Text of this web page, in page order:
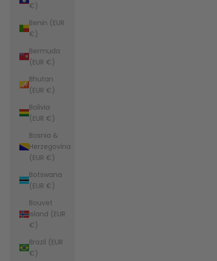
€)
Benin (EUR
€)
Bermuda
(EUR €)
Bhutan
(EUR €)
Bolivia
(EUR €)
Bosnia &
Herzegovina
(EUR €)
Botswana
(EUR €)
Bouvet
Island (EUR
€)
Brazil (EUR
€)